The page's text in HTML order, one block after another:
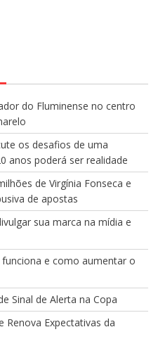
do Fluminense no centro
os desafios de uma
anos poderá ser realidade
de Virgínia Fonseca e
de apostas
sua marca na mídia e
e como aumentar o
Sinal de Alerta na Copa
Renova Expectativas da